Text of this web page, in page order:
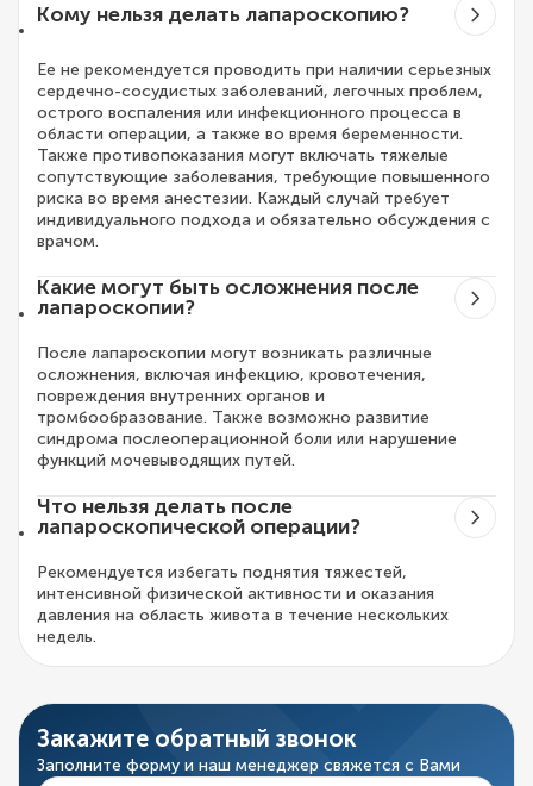
Кому нельзя делать лапароскопию?
Ее не рекомендуется проводить при наличии серьезных
сердечно-сосудистых заболеваний, легочных проблем,
острого воспаления или инфекционного процесса в
области операции, а также во время беременности.
Также противопоказания могут включать тяжелые
сопутствующие заболевания, требующие повышенного
риска во время анестезии. Каждый случай требует
индивидуального подхода и обязательно обсуждения с
врачом.
Какие могут быть осложнения после
лапароскопии?
После лапароскопии могут возникать различные
осложнения, включая инфекцию, кровотечения,
повреждения внутренних органов и
тромбообразование. Также возможно развитие
синдрома послеоперационной боли или нарушение
функций мочевыводящих путей.
Что нельзя делать после
лапароскопической операции?
Рекомендуется избегать поднятия тяжестей,
интенсивной физической активности и оказания
давления на область живота в течение нескольких
недель.
Закажите обратный звонок
Заполните форму и наш менеджер свяжется с Вами